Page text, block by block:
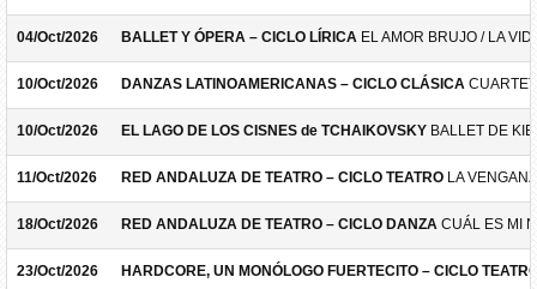
04/Oct/2026 BALLET Y ÓPERA – CICLO LÍRICA EL AMOR BRUJO / LA
10/Oct/2026 DANZAS LATINOAMERICANAS – CICLO CLÁSICA
10/Oct/2026 EL LAGO DE LOS CISNES de TCHAIKOVSKY BALLET DE
11/Oct/2026 RED ANDALUZA DE TEATRO – CICLO TEATRO LA
18/Oct/2026 RED ANDALUZA DE TEATRO – CICLO DANZA CUÁL ES MI
23/Oct/2026 HARDCORE, UN MONÓLOGO FUERTECITO – CICLO